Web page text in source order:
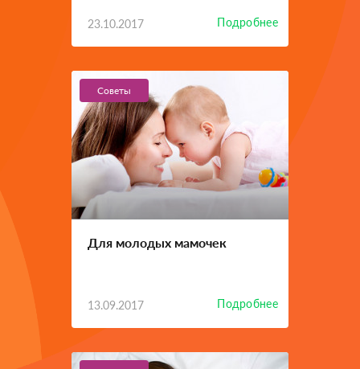
23.10.2017 Подробнее
Советы
Для молодых мамочек
13.09.2017 Подробнее